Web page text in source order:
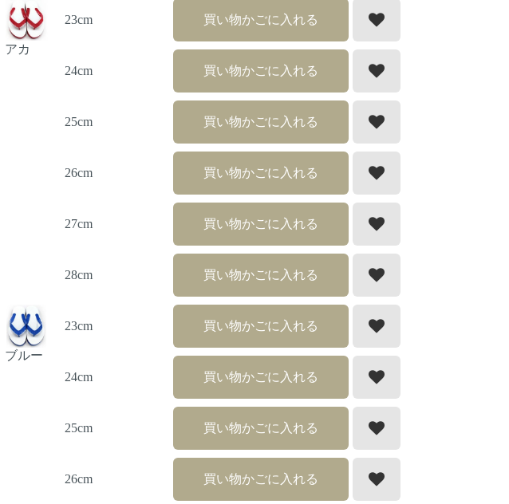
アカ
23cm 買い物かごに入れる
24cm 買い物かごに入れる
25cm 買い物かごに入れる
26cm 買い物かごに入れる
27cm 買い物かごに入れる
28cm 買い物かごに入れる
ブルー
23cm 買い物かごに入れる
24cm 買い物かごに入れる
25cm 買い物かごに入れる
26cm 買い物かごに入れる